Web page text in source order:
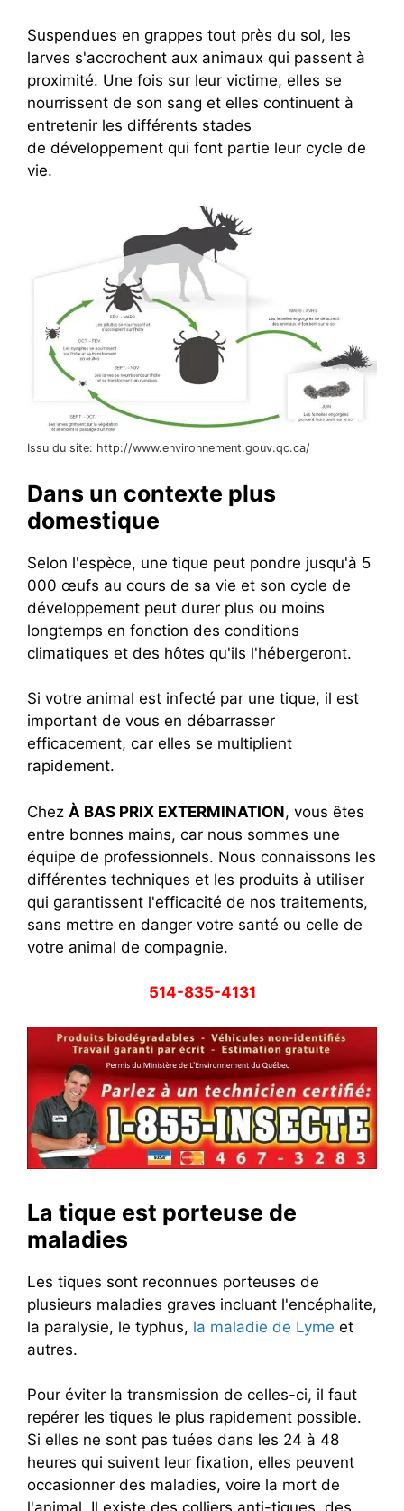
Suspendues en grappes tout près du sol, les
larves s'accrochent aux animaux qui passent à
proximité. Une fois sur leur victime, elles se
nourrissent de son sang et elles continuent à
entretenir les différents stades
de développement qui font partie leur cycle de
vie.
Issu du site: http://www.environnement.gouv.qc.ca/
Dans un contexte plus
domestique
Selon l'espèce, une tique peut pondre jusqu'à 5
000 œufs au cours de sa vie et son cycle de
développement peut durer plus ou moins
longtemps en fonction des conditions
climatiques et des hôtes qu'ils l'hébergeront.
Si votre animal est infecté par une tique, il est
important de vous en débarrasser
efficacement, car elles se multiplient
rapidement.
Chez À BAS PRIX EXTERMINATION, vous êtes
entre bonnes mains, car nous sommes une
équipe de professionnels. Nous connaissons les
différentes techniques et les produits à utiliser
qui garantissent l'efficacité de nos traitements,
sans mettre en danger votre santé ou celle de
votre animal de compagnie.
514-835-4131
La tique est porteuse de
maladies
Les tiques sont reconnues porteuses de
plusieurs maladies graves incluant l'encéphalite,
la paralysie, le typhus, la maladie de Lyme et
autres.
Pour éviter la transmission de celles-ci, il faut
repérer les tiques le plus rapidement possible.
Si elles ne sont pas tuées dans les 24 à 48
heures qui suivent leur fixation, elles peuvent
occasionner des maladies, voire la mort de